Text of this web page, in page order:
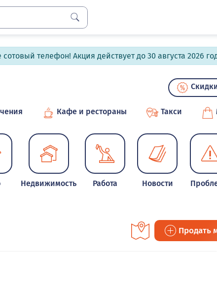
телефон! Акция действует до 30 августа 2026
Кафе и рестораны Такси
Недвижимость Работа Новости
Продать